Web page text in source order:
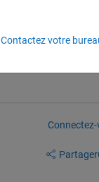
Partager
Contactez votre